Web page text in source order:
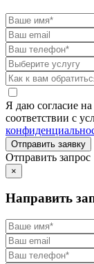
Я даю согласие на
соответствии с
Отправить запрос
×
Направить